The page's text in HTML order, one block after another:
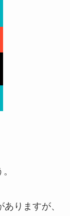
りますが、